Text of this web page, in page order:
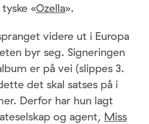
«Ozella».
videre ut i Europa
byr seg. Signeringen
er på vei (slippes 3.
det skal satses på i
Derfor har hun lagt
og agent, Miss